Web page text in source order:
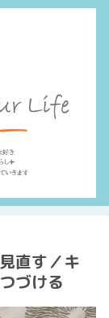
直す／キ
づける